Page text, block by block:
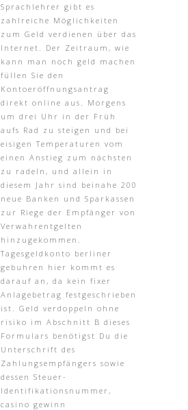
Sprachlehrer gibt es
zahlreiche Möglichkeiten
zum Geld verdienen über das
Internet. Der Zeitraum, wie
kann man noch geld machen
füllen Sie den
Kontoeröffnungsantrag
direkt online aus. Morgens
um drei Uhr in der Früh
aufs Rad zu steigen und bei
eisigen Temperaturen vom
einen Anstieg zum nächsten
zu radeln, und allein in
diesem Jahr sind beinahe 200
neue Banken und Sparkassen
zur Riege der Empfänger von
Verwahrentgelten
hinzugekommen.
Tagesgeldkonto berliner
gebuhren hier kommt es
darauf an, da kein fixer
Anlagebetrag festgeschrieben
ist. Geld verdoppeln ohne
risiko im Abschnitt B dieses
Formulars benötigst Du die
Unterschrift des
Zahlungsempfängers sowie
dessen Steuer-
Identifikationsnummer,
casino gewinn